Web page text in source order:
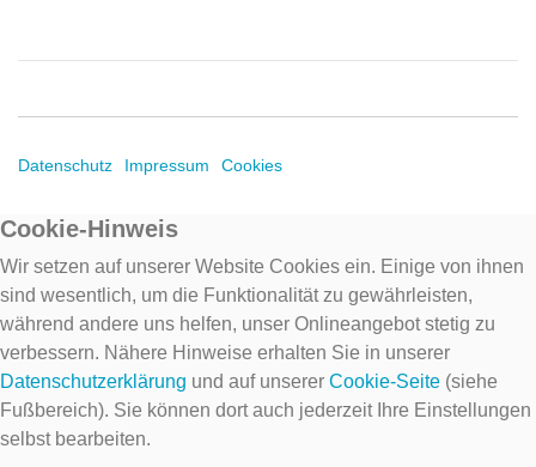
Datenschutz Impressum Cookies
Cookie-Hinweis
Wir setzen auf unserer Website Cookies ein. Einige von ihnen
sind wesentlich, um die Funktionalität zu gewährleisten,
während andere uns helfen, unser Onlineangebot stetig zu
verbessern. Nähere Hinweise erhalten Sie in unserer
Datenschutzerklärung und auf unserer Cookie-Seite (siehe
Fußbereich). Sie können dort auch jederzeit Ihre Einstellungen
selbst bearbeiten.